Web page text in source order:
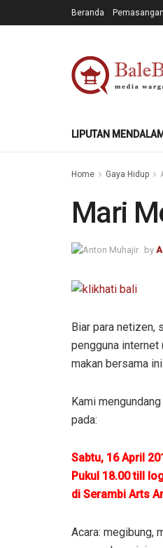
Beranda
LIPUTAN MENDALAM
Home Gaya Hidup
Mari
by
Biar para netizen,
pengguna internet
makan bersama
Kami
pada:
Sabtu, 16 April
Pukul 18.00 till
di Serambi Arts
Acara: megibung,